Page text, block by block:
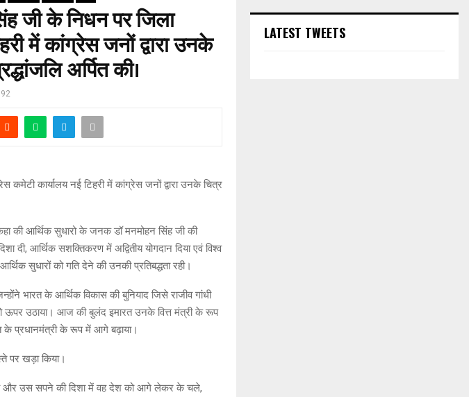
जी के निधन पर जिला
में कांग्रेस जनों द्वारा उनके
अर्पित की।
कमेटी कार्यालय नई टिहरी में कांग्रेस जनों द्वारा उनके चित्र
की आर्थिक सुधारो के जनक डॉ मनमोहन सिंह जी की
दी, आर्थिक सशक्तिकरण में अद्वितीय योगदान दिया एवं विश्व
सुधारों को गति देने की उनकी प्रतिबद्धता रही।
भारत के आर्थिक विकास की बुनियाद जिसे राजीव गांधी
उठाया। आज की बुलंद इमारत उनके वित्त मंत्री के रूप
के प्रधानमंत्री के रूप में आगे बढ़ाया।
पर खड़ा किया।
और उस सपने की दिशा में वह देश को आगे लेकर के चले,
LATEST TWEETS